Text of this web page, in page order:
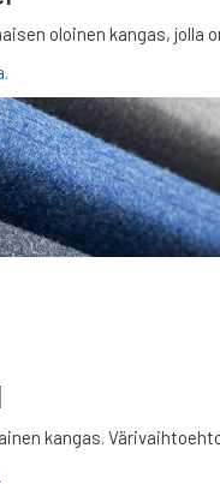
oloinen kangas, jolla
kangas.